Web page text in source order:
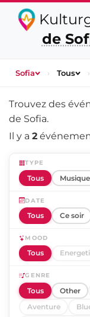
de
Sofia › Tous ›
Trouvez des
de Sofia.
Il y a 2
TYPE
Tous Musique
DATE
Tous Ce soir
MOOD
Tous
GENRE
Tous Other
Aventure